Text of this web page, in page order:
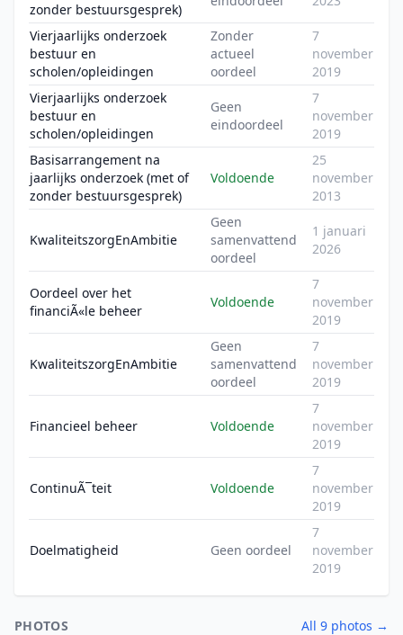
zonder bestuursgesprek)
Vierjaarlijks onderzoek
bestuur en
scholen/opleidingen
Zonder
actueel
oordeel
7
november
2019
Vierjaarlijks onderzoek
bestuur en
scholen/opleidingen
Geen
eindoordeel
7
november
2019
Basisarrangement na
jaarlijks onderzoek (met of
zonder bestuursgesprek)
Voldoende
25
november
2013
KwaliteitszorgEnAmbitie
Geen
samenvattend
oordeel
1 januari
2026
Oordeel over het
financiÃ«le beheer
Voldoende
7
november
2019
KwaliteitszorgEnAmbitie
Geen
samenvattend
oordeel
7
november
2019
Financieel beheer Voldoende
7
november
2019
ContinuÃ¯teit Voldoende
7
november
2019
Doelmatigheid Geen oordeel
7
november
2019
PHOTOS All 9 photos →